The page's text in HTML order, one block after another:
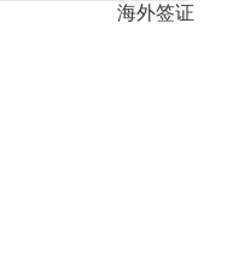
海外签证